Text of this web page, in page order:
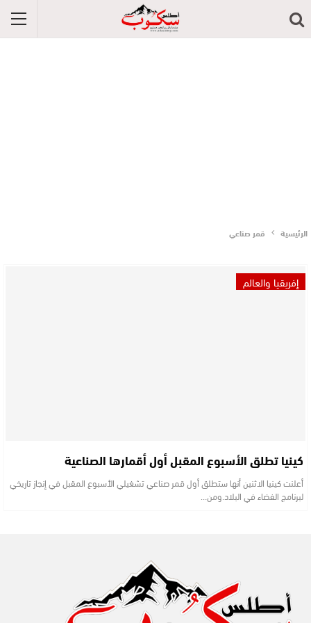
الرئيسية قمر صناعي
إفريقيا والعالم
كينيا تطلق الأسبوع المقبل أول أقمارها الصناعية
أعلنت كينيا الاثنين أنها ستطلق أول قمر صناعي تشغيلي الأسبوع المقبل في إنجاز تاريخي
لبرنامج الفضاء في البلاد.ومن…